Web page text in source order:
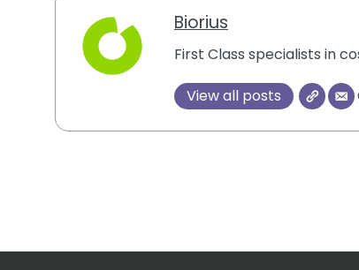
Biorius
First Class specialists in
View all posts